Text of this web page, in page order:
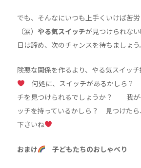
でも、そんなにいつも上手くいけば苦
（涙）やる気スイッチが見つけられな
日は諦め、次のチャンスを待ちましょ
険悪な関係を作るより、やる気スイッ
何処に、スイッチがあるかしら
チを見つけられるでしょうか？ 我が
ッチを持っているかしら？ 見つけたら
下さいね
おまけ 子どもたちのおしゃべり